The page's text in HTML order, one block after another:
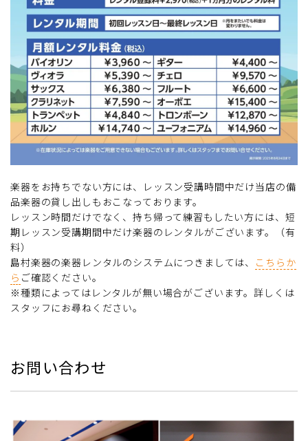
楽器をお持ちでない方には、レッスン受講時間中だけ当店の備
品楽器の貸し出しもおこなっております。
レッスン時間だけでなく、持ち帰って練習もしたい方には、短
期レッスン受講期間中だけ楽器のレンタルがございます。（有
料）
島村楽器の楽器レンタルのシステムにつきましては、 こちらか
ら ご確認ください。
※種類によってはレンタルが無い場合がございます。詳しくは
スタッフにお尋ねください。
お問い合わせ